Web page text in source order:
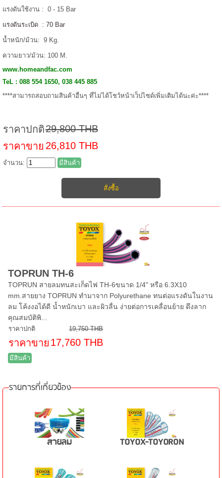
แรงดันใช้งาน : 0 - 15 Bar
แรงดันระเบิด : 70 Bar
น้ำหนัก/ม้วน: 9 Kg.
ความยาว/ม้วน: 100 M.
www.homeandfac.com
TeL : 088 554 1650, 038 445 885
****สามารถสอบถามสินค้าอื่นๆ ที่ไม่ได้โชว์หน้าเว็ปไซด์เพิ่มเติมได้นะค่ะ****
ราคาปกติ29,800 THB
ราคาขาย 26,810 THB
จำนวน: มีสินค้า
TOPRUN TH-6
TOPRUN สายลมทนสะเก็ดไฟ TH-6ขนาด 1/4" หรือ 6.3X10
mm.สายยาง TOPRUN ทำมาจาก Polyurethane ทนต่อแรงดันในงาน
ลม โค้งงอได้ดี น้ำหนักเบา และผิวลื่น ง่ายต่อการเคลื่อนย้าย ดึงลาก
คุณสมบัติพิ...
ราคาปกติ 19,750 THB
ราคาขาย 17,760 THB
มีสินค้า
รายการที่เกี่ยวข้อง
สายลม TOYOX-TOYORON